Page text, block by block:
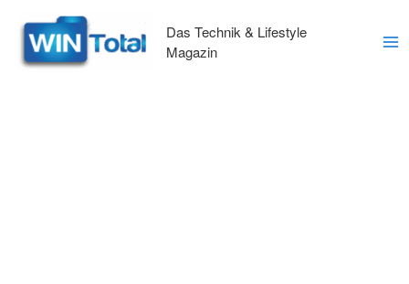
Inhalt
springen
Das Technik & Lifestyle
Magazin